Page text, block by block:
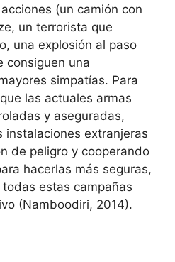
(un camión con
un terrorista que
una explosión al paso
consiguen una
simpatías. Para
las actuales armas
y aseguradas,
instalaciones extranjeras
de peligro y cooperando
hacerlas más seguras,
estas campañas
(Namboodiri, 2014).